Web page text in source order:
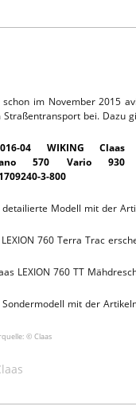
HEBEBÜHNE
HEBEBÜHNE 2019
schon im November 2015
Straßentransport bei. Dazu
detailierte Modell mit der
760 Terra Trac
LEXION 760 TT
Sondermodell mit der
© Claas